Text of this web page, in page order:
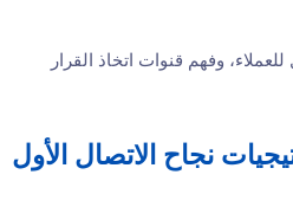
وفهم قنوات اتخاذ القرار
نجاح الاتصال الأول